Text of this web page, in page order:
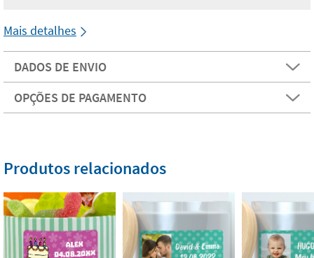
Mais detalhes
DADOS DE ENVIO
OPÇÕES DE PAGAMENTO
Produtos relacionados